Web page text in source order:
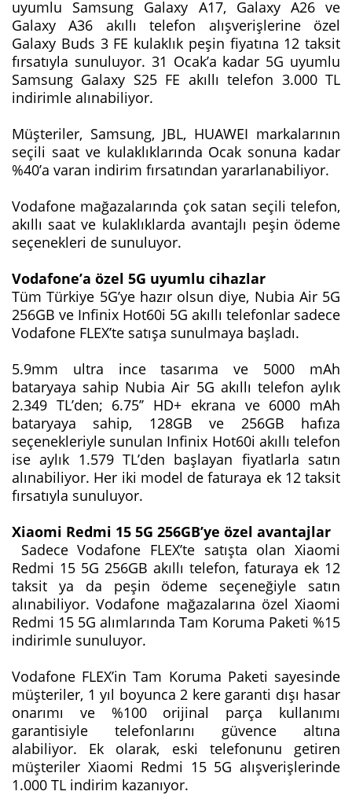
uyumlu Samsung Galaxy A17, Galaxy A26 ve
Galaxy A36 akıllı telefon alışverişlerine özel
Galaxy Buds 3 FE kulaklık peşin fiyatına 12 taksit
fırsatıyla sunuluyor. 31 Ocak’a kadar 5G uyumlu
Samsung Galaxy S25 FE akıllı telefon 3.000 TL
indirimle alınabiliyor.
Müşteriler, Samsung, JBL, HUAWEI markalarının
seçili saat ve kulaklıklarında Ocak sonuna kadar
%40’a varan indirim fırsatından yararlanabiliyor.
Vodafone mağazalarında çok satan seçili telefon,
akıllı saat ve kulaklıklarda avantajlı peşin ödeme
seçenekleri de sunuluyor.
Vodafone’a özel 5G uyumlu cihazlar
Tüm Türkiye 5G’ye hazır olsun diye, Nubia Air 5G
256GB ve Infinix Hot60i 5G akıllı telefonlar sadece
Vodafone FLEX’te satışa sunulmaya başladı.
5.9mm ultra ince tasarıma ve 5000 mAh
bataryaya sahip Nubia Air 5G akıllı telefon aylık
2.349 TL’den; 6.75’’ HD+ ekrana ve 6000 mAh
bataryaya sahip, 128GB ve 256GB hafıza
seçenekleriyle sunulan Infinix Hot60i akıllı telefon
ise aylık 1.579 TL’den başlayan fiyatlarla satın
alınabiliyor. Her iki model de faturaya ek 12 taksit
fırsatıyla sunuluyor.
Xiaomi Redmi 15 5G 256GB’ye özel avantajlar
Sadece Vodafone FLEX’te satışta olan Xiaomi
Redmi 15 5G 256GB akıllı telefon, faturaya ek 12
taksit ya da peşin ödeme seçeneğiyle satın
alınabiliyor. Vodafone mağazalarına özel Xiaomi
Redmi 15 5G alımlarında Tam Koruma Paketi %15
indirimle sunuluyor.
Vodafone FLEX’in Tam Koruma Paketi sayesinde
müşteriler, 1 yıl boyunca 2 kere garanti dışı hasar
onarımı ve %100 orijinal parça kullanımı
garantisiyle telefonlarını güvence altına
alabiliyor. Ek olarak, eski telefonunu getiren
müşteriler Xiaomi Redmi 15 5G alışverişlerinde
1.000 TL indirim kazanıyor.